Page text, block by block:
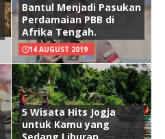
Bantul Menjadi Pasukan
Perdamaian PBB di
Afrika Tengah.
14 AUGUST 2019
5 Wisata Hits Jogja
untuk Kamu yang